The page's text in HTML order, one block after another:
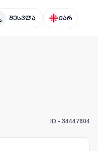
შესვლა ქარ
ID - 34447604